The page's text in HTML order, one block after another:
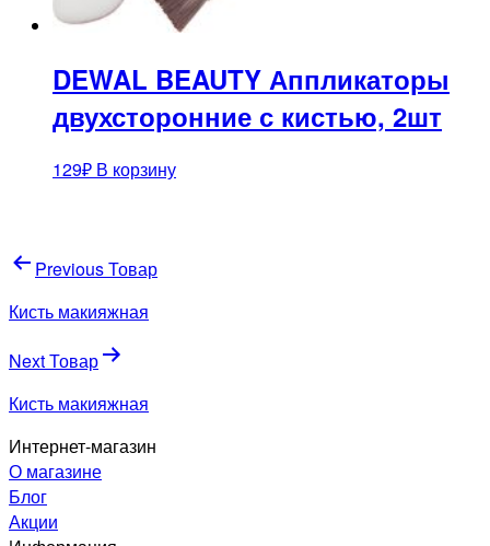
DEWAL BEAUTY Аппликаторы
двухсторонние с кистью, 2шт
129₽ В корзину
Навигация
по
записям
Previous Товар
Кисть макияжная
Next Товар
Кисть макияжная
Интернет-магазин
О магазине
Блог
Акции